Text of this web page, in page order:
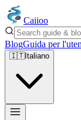
Caiioo
BlogGuida per
🇮🇹Italiano